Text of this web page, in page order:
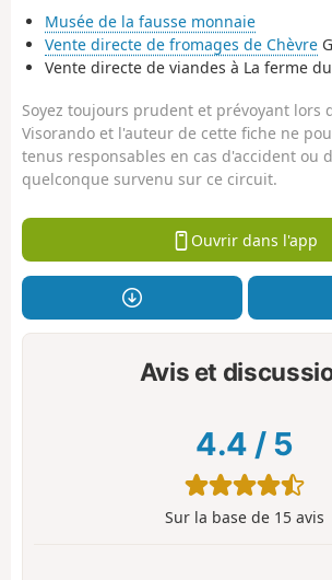
Musée de la fausse monnaie
Vente directe de fromages de Chèvre
Vente directe de viandes à La ferme
Soyez toujours prudent et prévoyant lors
Visorando et l'auteur de cette fiche ne
tenus responsables en cas d'accident ou
quelconque survenu sur ce circuit.
Ouvrir dans l'app
Avis et
4.4 / 5
Sur la base de 15 avis